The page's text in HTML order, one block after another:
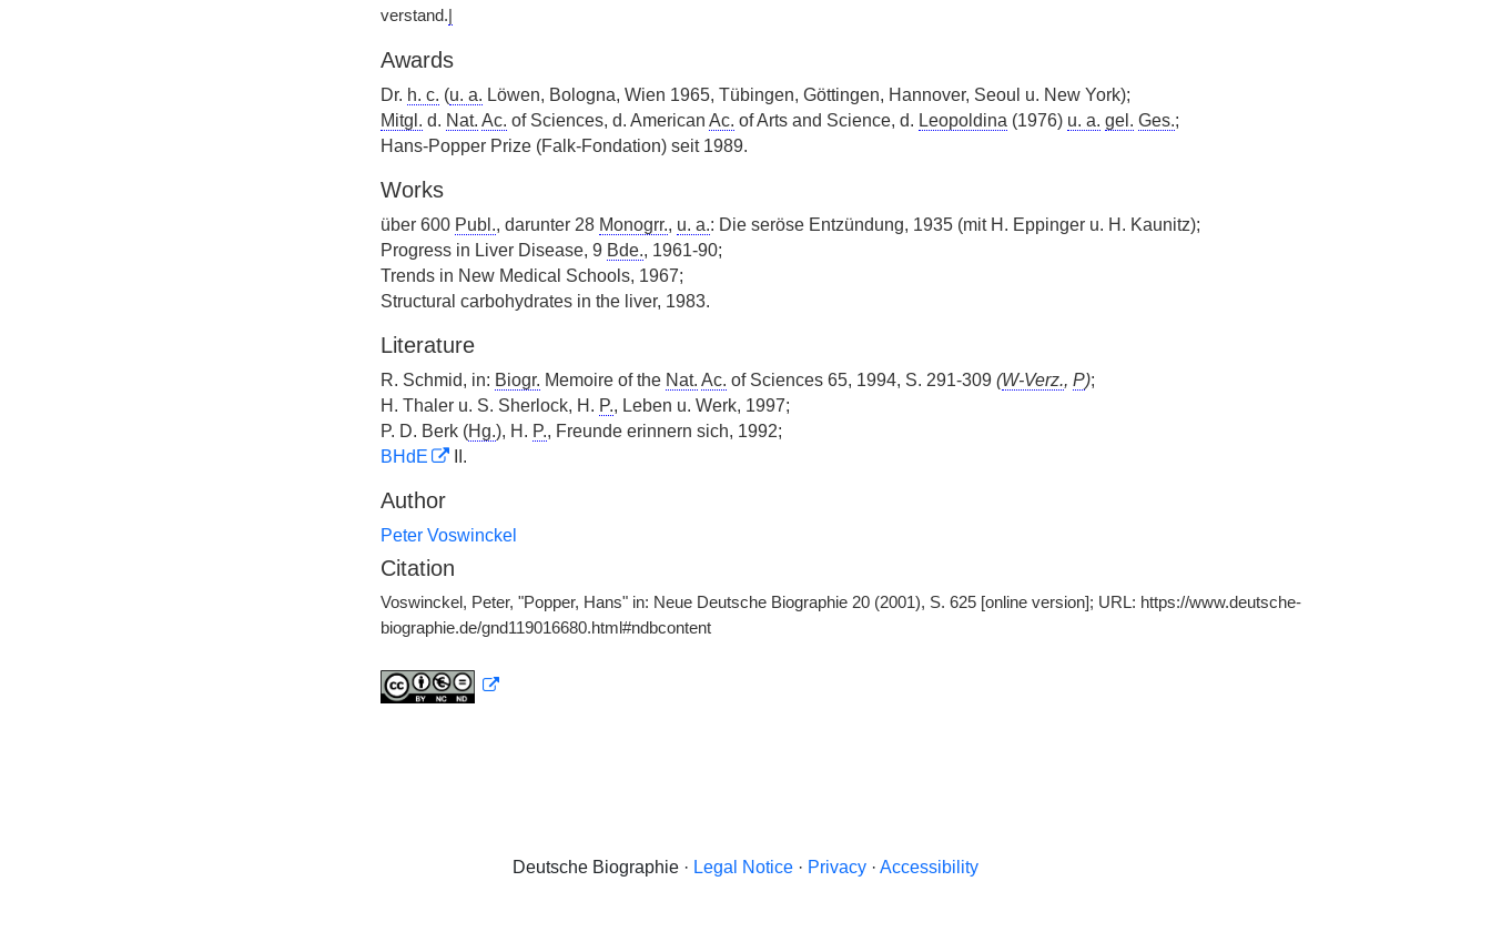
verstand.
Awards
Dr. h. c. (u. a. Löwen, Bologna, Wien 1965, Tübingen, Göttingen, Hannover, Seoul u. New York);
Mitgl. d. Nat. Ac. of Sciences, d. American Ac. of Arts and Science, d. Leopoldina (1976) u. a. gel. Ges.;
Hans-Popper Prize (Falk-Fondation) seit 1989.
Works
über 600 Publ., darunter 28 Monogrr., u. a.: Die seröse Entzündung, 1935 (mit H. Eppinger u. H. Kaunitz);
Progress in Liver Disease, 9 Bde., 1961-90;
Trends in New Medical Schools, 1967;
Structural carbohydrates in the liver, 1983.
Literature
R. Schmid, in: Biogr. Memoire of the Nat. Ac. of Sciences 65, 1994, S. 291-309 (W-Verz., P);
H. Thaler u. S. Sherlock, H. P., Leben u. Werk, 1997;
P. D. Berk (Hg.), H. P., Freunde erinnern sich, 1992;
BHdE
II.
Author
Peter Voswinckel
Citation
Voswinckel, Peter, "Popper, Hans" in: Neue Deutsche Biographie 20 (2001), S. 625 [online version]; URL: https://www.deutsche-
biographie.de/gnd119016680.html#ndbcontent
Deutsche Biographie · Legal Notice · Privacy · Accessibility